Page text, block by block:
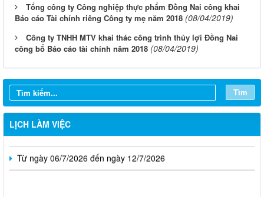
Tổng công ty Công nghiệp thực phẩm Đồng Nai công khai
Báo cáo Tài chính riêng Công ty mẹ năm 2018 (08/04/2019)
Công ty TNHH MTV khai thác công trình thủy lợi Đồng Nai
công bố Báo cáo tài chính năm 2018 (08/04/2019)
Tìm
LỊCH LÀM VIỆC
Từ ngày 03/8/2026 đến ngày 09/8/2026
Từ ngày 27/7/2026 đến ngày 02/8/2026
Từ ngày 20/7/2026 đến ngày 26/7/2026
Từ ngày 13/7/2026 đến ngày 18/7/2026
Từ ngày 06/7/2026 đến ngày 12/7/2026